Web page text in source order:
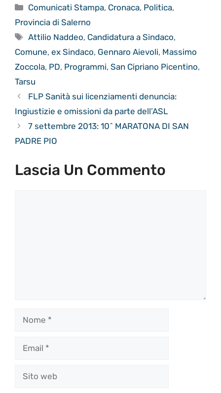
Categorie
Comunicati Stampa, Cronaca, Politica,
Provincia di Salerno
Tag
Attilio Naddeo, Candidatura a Sindaco,
Comune, ex Sindaco, Gennaro Aievoli, Massimo
Zoccola, PD, Programmi, San Cipriano Picentino,
Tarsu
FLP Sanità sui licenziamenti denuncia:
Ingiustizie e omissioni da parte dell’ASL
7 settembre 2013: 10^ MARATONA DI SAN
PADRE PIO
Lascia Un Commento
web